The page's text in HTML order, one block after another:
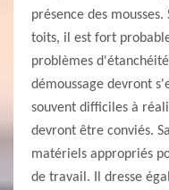
présence des
toits, il est fort
problèmes
démoussage devront
souvent difficiles à
devront être conviés.
matériels appropriés
de travail. Il dresse